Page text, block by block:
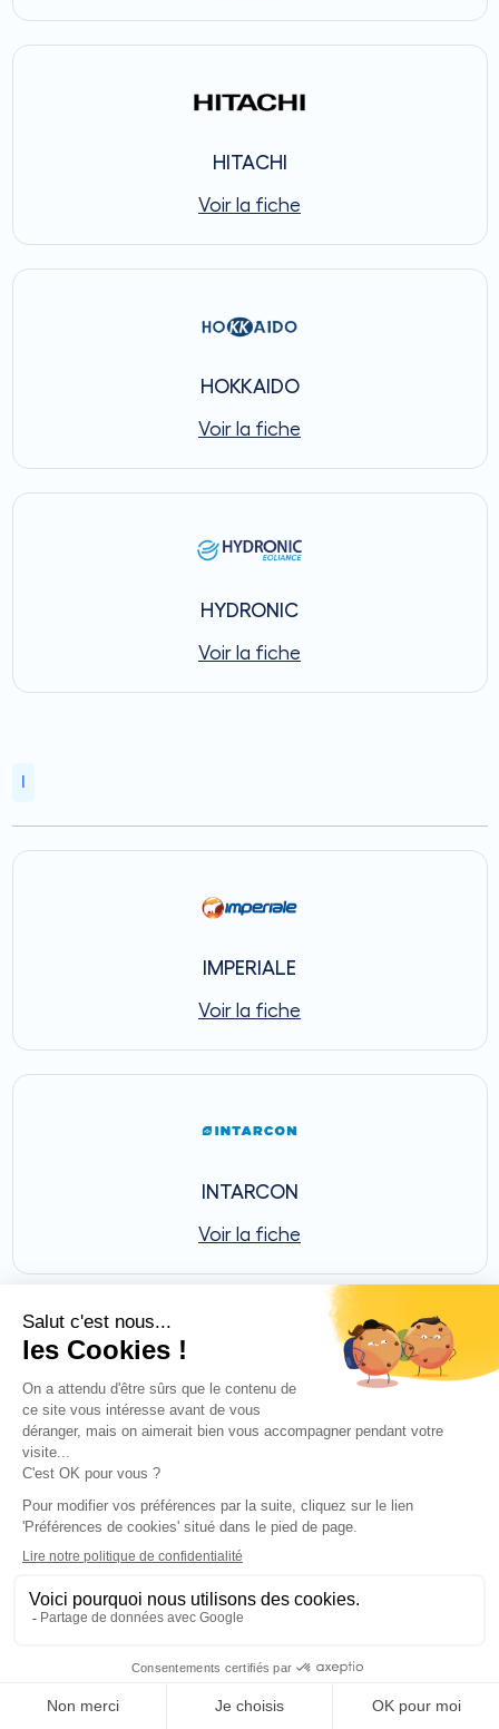
HITACHI
Voir la fiche
HOKKAIDO
Voir la fiche
HYDRONIC
Voir la fiche
IMPERIALE
Voir la fiche
INTARCON
Voir la fiche
INTUIS